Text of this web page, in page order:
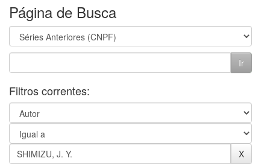
Página de Busca
Filtros correntes: